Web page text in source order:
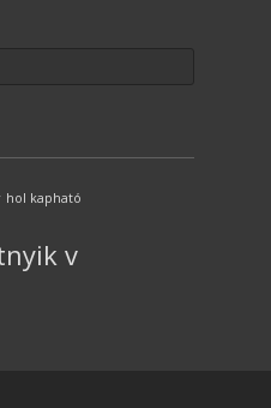
hol kapható
v